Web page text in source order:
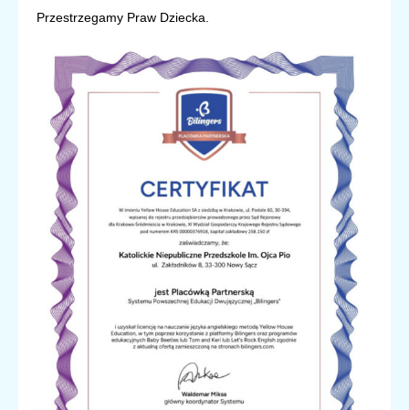
Przestrzegamy Praw Dziecka.